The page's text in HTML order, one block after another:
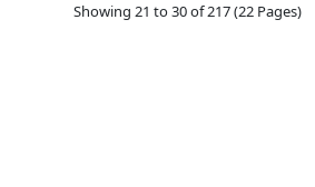
Showing 21 to 30 of 217 (22 Pages)